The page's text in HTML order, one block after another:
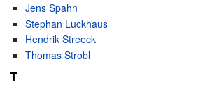
Jens Spahn
Stephan Luckhaus
Hendrik Streeck
Thomas Strobl
T